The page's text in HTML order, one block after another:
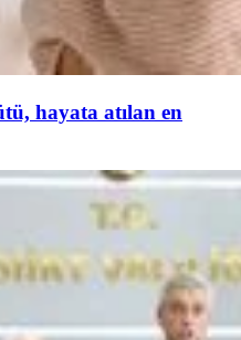
hayata atılan en